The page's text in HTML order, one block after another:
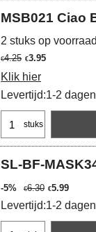
MSB021 Ciao
2 stuks op voorraad
€4.25 €3.95
Klik hier
Levertijd:1-2 dagen
stuks
SL-BF-
-5% €6.30 €5.99
Levertijd:1-2 dagen